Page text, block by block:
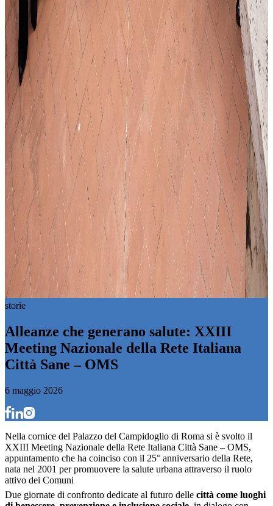
storie
Alleanze che generano salute: XXIII
Meeting Nazionale della Rete Italiana
Città Sane – OMS
6 maggio 2026
Nella cornice del Palazzo del Campidoglio di Roma si è svolto il
XXIII Meeting Nazionale della Rete Italiana Città Sane – OMS,
appuntamento che ha coinciso con il 25° anniversario della Rete,
nata nel 2001 per promuovere la salute urbana attraverso il ruolo
attivo dei Comuni
Due giornate di confronto dedicate al futuro delle città come luoghi